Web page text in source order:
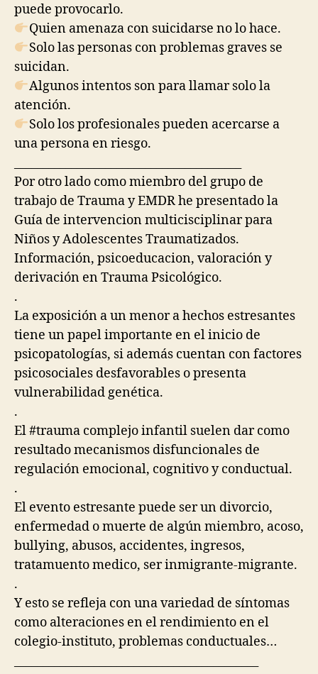
puede provocarlo.
Quien amenaza con suicidarse no lo hace.
Solo las personas con problemas graves se
suicidan.
Algunos intentos son para llamar solo la
atención.
Solo los profesionales pueden acercarse a
una persona en riesgo.
Por otro lado como miembro del grupo de
trabajo de Trauma y EMDR he presentado la
Guía de intervencion multicisciplinar para
Niños y Adolescentes Traumatizados.
Información, psicoeducacion, valoración y
derivación en Trauma Psicológico.
.
La exposición a un menor a hechos estresantes
tiene un papel importante en el inicio de
psicopatologías, si además cuentan con factores
psicosociales desfavorables o presenta
vulnerabilidad genética.
.
El#trauma complejo infantil suelen dar como
resultado mecanismos disfuncionales de
regulación emocional, cognitivo y conductual.
.
El evento estresante puede ser un divorcio,
enfermedad o muerte de algún miembro, acoso,
bullying, abusos, accidentes, ingresos,
tratamuento medico, ser inmigrante-migrante.
.
Y esto se refleja con una variedad de síntomas
como alteraciones en el rendimiento en el
colegio-instituto, problemas conductuales…